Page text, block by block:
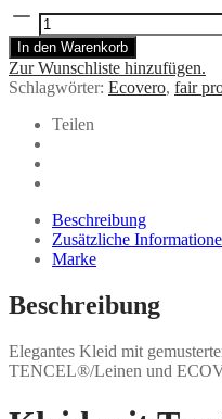
Kleid
MALOU
aus
Leinen
und
Menge
In den Warenkorb
Zur Wunschliste hinzufügen.
Schlagwörter: Ecovero, fair
Teilen
Beschreibung
Zusätzliche
Marke
Beschreibung
Elegantes Kleid mit
TENCEL®/Leinen und